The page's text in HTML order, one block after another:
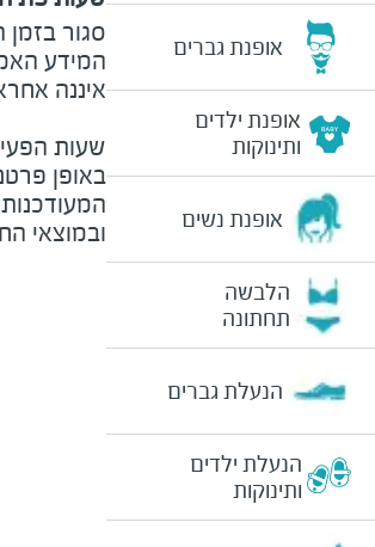
אופנת גברים
אופנת ילדים
ותינוקות
אופנת נשים
הלבשה
תחתונה
הנעלת גברים
הנעלת ילדים
ותינוקות
סגור
המידע
שעות
באופן
ובמוצאי